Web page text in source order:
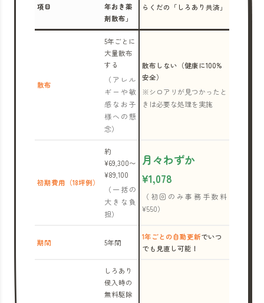
項目
年おき薬
剤散布」
らくだの「しろあり共済」
散布
5年ごとに
大量散布
する
（アレル
ギーや敏
感なお子
様への懸
念）
散布しない（健康に100%
安全）
※シロアリが見つかったと
きは必要な処理を実施
初期費用（18坪例）
約
¥69,300〜
¥89,100
（一括の
大きな負
担）
月々わずか
¥1,078
（初回のみ事務手数料
¥550）
期間 5年間
1年ごとの自動更新でいつ
でも見直し可能！
しろあり
侵入時の
無料駆除